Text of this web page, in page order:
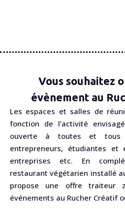
Vous souhaitez
évènement au
Les espaces et salles de
fonction de l’activité
ouverte à toutes et tous
entrepreneurs, étudiantes et
entreprises etc. En
restaurant végétarien installé
propose une offre traiteur
événements au Rucher Créatif